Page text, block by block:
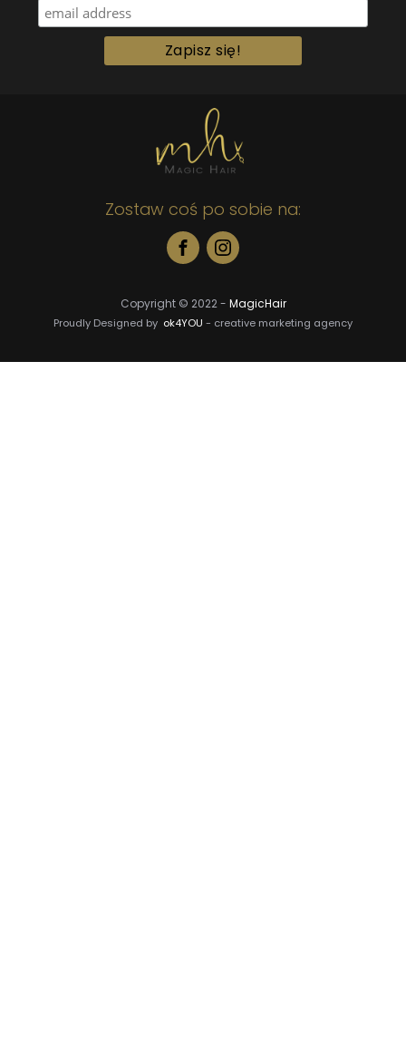
Copyright © 2022 - MagicHair
Proudly Designed by ok4YOU - creative marketing agency
Zostaw coś po sobie na: